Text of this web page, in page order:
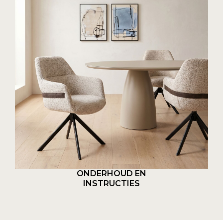
ONDERHOUD EN
INSTRUCTIES